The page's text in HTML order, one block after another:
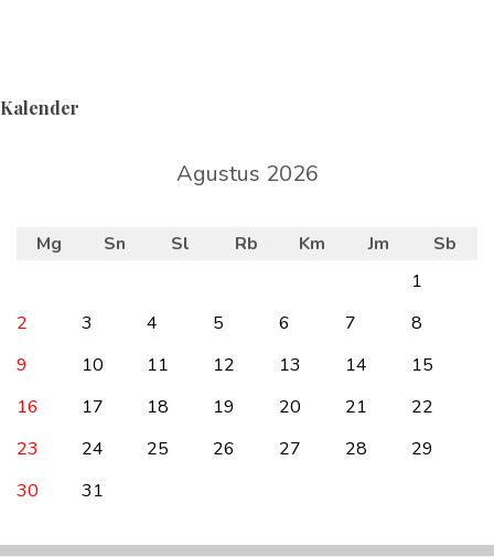
Kalender
Agustus 2026
Mg Sn Sl Rb Km Jm
Sb
1
2
3 4 5 6 7
8
9
10 11 12 13 14
15
16
17 18 19 20 21
22
23
24 25 26 27 28
29
30
31